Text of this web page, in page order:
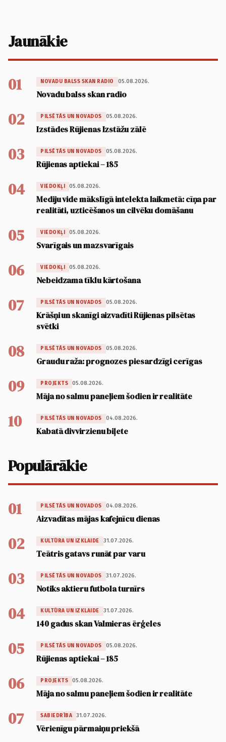
Jaunākie
01 NOVADU BALSS SKAN RADIO 05.08.2026.
Novadu balss skan radio
02 PILSĒTĀS UN NOVADOS 05.08.2026.
Izstādes Rūjienas Izstāžu zālē
03 PILSĒTĀS UN NOVADOS 05.08.2026.
Rūjienas aptiekai – 185
04 VIEDOKĻI 05.08.2026.
Mediju vide mākslīgā intelekta laikmetā: cīņa par
realitāti, uzticēšanos un cilvēku domāšanu
05 VIEDOKĻI 05.08.2026.
Svarīgais un mazsvarīgais
06 VIEDOKĻI 05.08.2026.
Nebeidzama tīklu kārtošana
07 PILSĒTĀS UN NOVADOS 05.08.2026.
Krāšņi un skanīgi aizvadīti Rūjienas pilsētas
svētki
08 PILSĒTĀS UN NOVADOS 05.08.2026.
Graudu raža: prognozes piesardzīgi cerīgas
09 PROJEKTS 05.08.2026.
Māja no salmu paneļiem šodien ir realitāte
10 PILSĒTĀS UN NOVADOS 04.08.2026.
Kabatā divvirzienu biļete
Populārākie
01 PILSĒTĀS UN NOVADOS 04.08.2026.
Aizvadītas mājas kafejnīcu dienas
02 KULTŪRA UN IZKLAIDE 31.07.2026.
Teātris gatavs runāt par varu
03 PILSĒTĀS UN NOVADOS 31.07.2026.
Notiks aktieru futbola turnīrs
04 KULTŪRA UN IZKLAIDE 31.07.2026.
140 gadus skan Valmieras ērģeles
05 PILSĒTĀS UN NOVADOS 05.08.2026.
Rūjienas aptiekai – 185
06 PROJEKTS 05.08.2026.
Māja no salmu paneļiem šodien ir realitāte
07 SABIEDRĪBA 31.07.2026.
Vērienīgu pārmaiņu priekšā